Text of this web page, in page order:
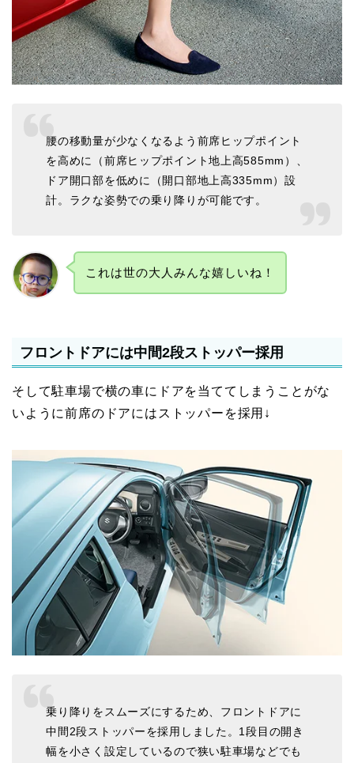
腰の移動量が少なくなるよう前席ヒップポイント
を高めに（前席ヒップポイント地上高585mm）、
ドア開口部を低めに（開口部地上高335mm）設
計。ラクな姿勢での乗り降りが可能です。
これは世の大人みんな嬉しいね！
フロントドアには中間2段ストッパー採用
そして駐車場で横の車にドアを当ててしまうことがな
いように前席のドアにはストッパーを採用↓
乗り降りをスムーズにするため、フロントドアに
中間2段ストッパーを採用しました。1段目の開き
幅を小さく設定しているので狭い駐車場などでも